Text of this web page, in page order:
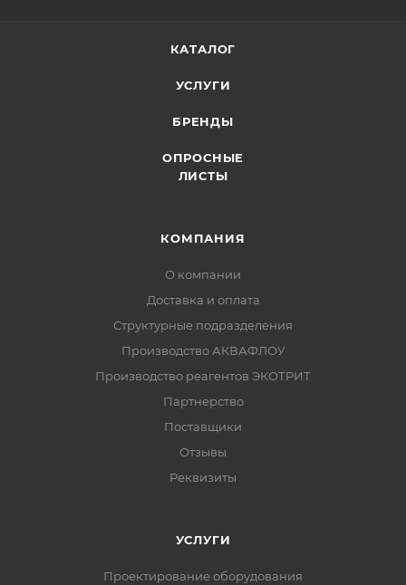
КАТАЛОГ
УСЛУГИ
БРЕНДЫ
ОПРОСНЫЕ
ЛИСТЫ
КОМПАНИЯ
О компании
Доставка и оплата
Структурные подразделения
Производство АКВАФЛОУ
Производство реагентов ЭКОТРИТ
Партнерство
Поставщики
Отзывы
Реквизиты
УСЛУГИ
Проектирование оборудования